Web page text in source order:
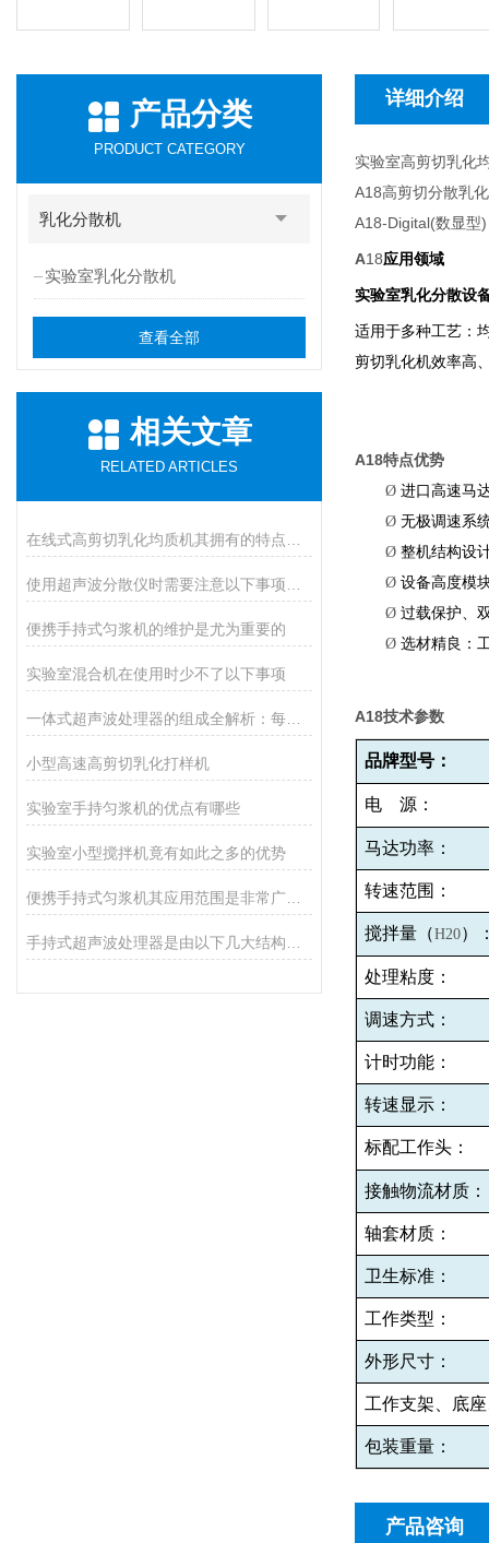
产品分类
PRODUCT CATEGORY
乳化分散机
实验室乳化分散机
查看全部
相关文章
RELATED ARTICLES
便携手持式匀浆机的维护是尤为重要的
实验室混合机在使用时少不了以下事项
小型高速高剪切乳化打样机
实验室手持匀浆机的优点有哪些
实验室小型搅拌机竟有如此之多的优势
详细介绍
实验室高剪切乳化
A18高剪切分散乳
A18-Digital(数显型)
A18应用领域
实验室乳化分散设
适用于多种工艺：
剪切乳化机效率高
A18特点优势
Ø 进口高速马
Ø 无极调速系
Ø 整机结构设
Ø 设备高度模
Ø 过载保护、
Ø 选材精良：
A18技术参数
品牌型号：
电 源：
马达功率：
转速范围：
搅拌量（H20）
处理粘度：
调速方式：
计时功能：
转速显示：
标配工作头：
接触物流材质：
轴套材质：
卫生标准：
工作类型：
外形尺寸：
工作支架、底
包装重量：
产品咨询